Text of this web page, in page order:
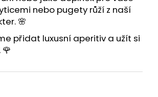
nebo pugety růží z naší
🌸
přidat luxusní aperitiv a užít si